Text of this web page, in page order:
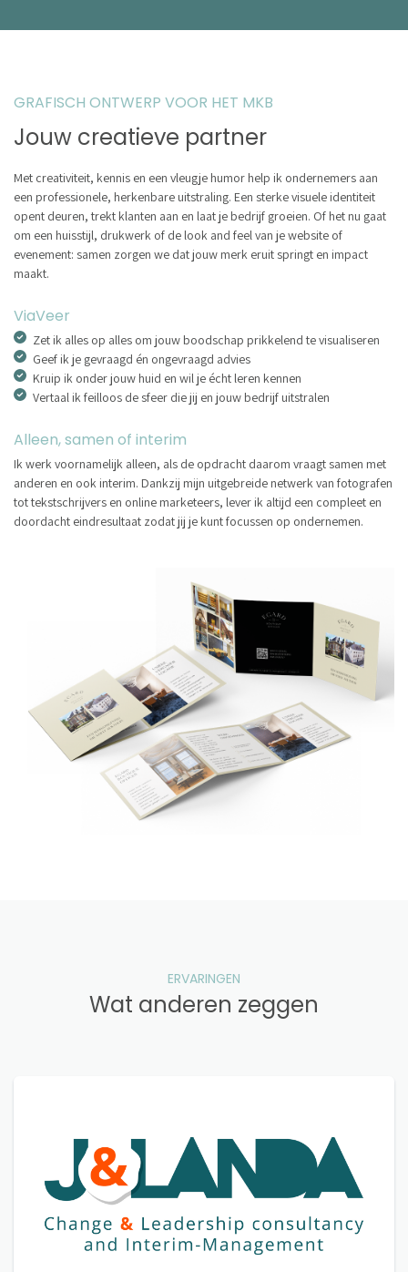
GRAFISCH ONTWERP VOOR HET MKB
Jouw creatieve partner
Met creativiteit, kennis en een vleugje humor help ik ondernemers aan
een professionele, herkenbare uitstraling. Een sterke visuele identiteit
opent deuren, trekt klanten aan en laat je bedrijf groeien. Of het nu gaat
om een huisstijl, drukwerk of de look and feel van je website of
evenement: samen zorgen we dat jouw merk eruit springt en impact
maakt.
ViaVeer
Zet ik alles op alles om jouw boodschap prikkelend te visualiseren
Geef ik je gevraagd én ongevraagd advies
Kruip ik onder jouw huid en wil je écht leren kennen
Vertaal ik feilloos de sfeer die jij en jouw bedrijf uitstralen
Alleen, samen of interim
Ik werk voornamelijk alleen, als de opdracht daarom vraagt samen met
anderen en ook interim. Dankzij mijn uitgebreide netwerk van fotografen
tot tekstschrijvers en online marketeers, lever ik altijd een compleet en
doordacht eindresultaat zodat jij je kunt focussen op ondernemen.
ERVARINGEN
Wat anderen zeggen